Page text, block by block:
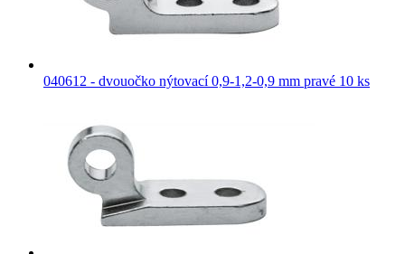
040612 - dvouočko nýtovací 0,9-1,2-0,9 mm pravé 10 ks